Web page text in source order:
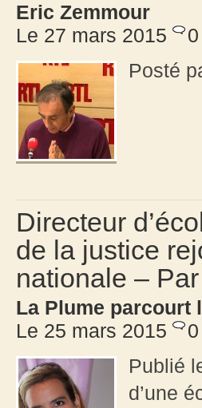
Eric Zemmour
Le 27 mars 2015
0
Posté
Directeur
de la justice
nationale –
La Plume parcourt
Le 25 mars 2015
0
Publié
d’une